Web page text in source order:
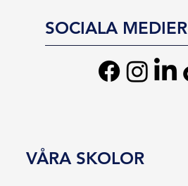
SOCIALA MEDIER
VÅRA SKOLOR